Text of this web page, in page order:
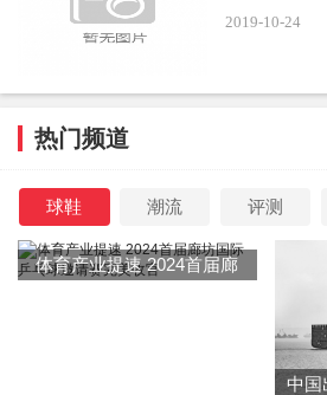
2019-10-24
热门频道
球鞋 潮流 评测
体育产业提速 2024首届廊
中国